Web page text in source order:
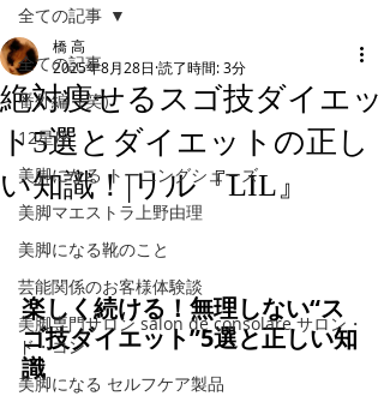
全ての記事
番外編（笑）
12星座
美脚になる トーニングシューズ
美脚マエストラ上野由理
美脚になる靴のこと
芸能関係のお客様体験談
美脚専門サロン salon de consolare サロン・
ド・コン
美脚になる セルフケア製品
全ての記事
絶対痩せるスゴ技ダイエッ
ト5選とダイエットの正し
い知識！|リル『LIL』
橋 高
2025年8月28日 読了時間: 3分
楽しく続ける！無理しない“ス
ゴ技ダイエット”5選と正しい知
識